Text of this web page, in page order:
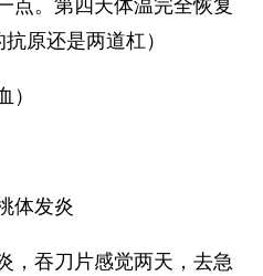
原还是两道杠）
体发炎
，吞刀片感觉两天，去急